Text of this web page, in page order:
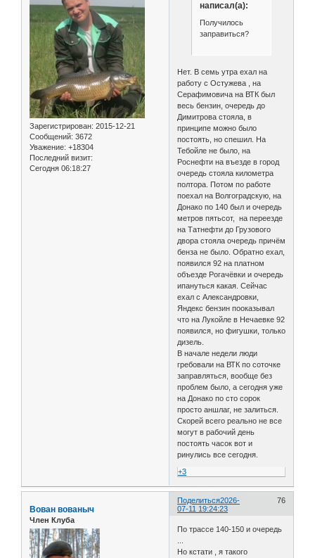
Зарегистрирован: 2015-12-21
Сообщений: 3672
Уважение: +18304
Последний визит:
Сегодня 06:18:27
написал(а):
Получилось
заправиться?
Нет. В семь утра ехал на
работу с Остужева , на
Серафимовича на ВТК был
весь бензин, очередь до
Димитрова стояла, в
принципе можно было
постоять, но спешил. На
Тебойле не было, на
Роснефти на въезде в город
очередь стояла километра
полтора. Потом по работе
поехал на Волгоградскую, на
Донако по 140 был и очередь
метров пятьсот, на переезде
на Татнефти до Грузового
двора стояла очередь причём
бенза не было. Обратно ехал,
появился 92 на платном
объезде Рогачёвки и очередь
ипануться какая. Сейчас
ехал с Александровки,
Яндекс бензин пооказывал
что на Лукойле в Нечаевке 92
появился, но фигушки, только
дизель.
В начале недели люди
гребовали на ВТК по соточке
заправляться, вообще без
проблем было, а сегодня уже
на Донако по сто сорок
просто аншлаг, не залиться.
Скорей всего реально не все
могут в рабочий день
постоять часок вот и
ринулись все сегодня.
+3
Поделиться 76
2026-
07-11 19:24:23
Вован вованыч
Член Клуба
По трассе 140-150 и очередь
Но кстати , я такого